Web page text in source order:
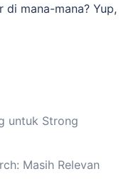
di mana-mana? Yup,
untuk Strong
Masih Relevan